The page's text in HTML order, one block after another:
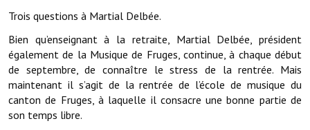
France services
France Renov
Déchets ménagers, tri sélectif, encombrants
Services publics communaux
Trois questions à Martial Delbée.
Bien qu’enseignant à la retraite, Martial Delbée, président
également de la Musique de Fruges, continue, à chaque début
de septembre, de connaître le stress de la rentrée. Mais
maintenant il s’agit de la rentrée de l’école de musique du
canton de Fruges, à laquelle il consacre une bonne partie de
son temps libre.